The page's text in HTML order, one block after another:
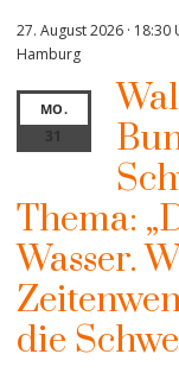
27. August 2026 · 18:30
Hamburg
MO.
31
Thema:
Wasser.
die